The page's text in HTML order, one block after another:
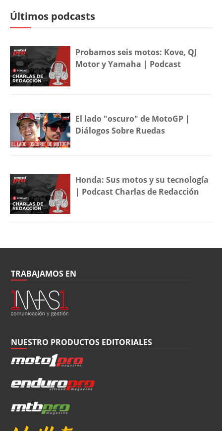
Últimos podcasts
Probamos seis motos: Kove, QJ
Motor y Yamaha | Podcast
El lado "oscuro" de MotoGP |
Diálogos Sobre Ruedas
Honda: Sus motos y su tecnología
| Podcast Charlas de Redacción
TRABAJAMOS EN
NUESTRO PRODUCTOS EDITORIALES